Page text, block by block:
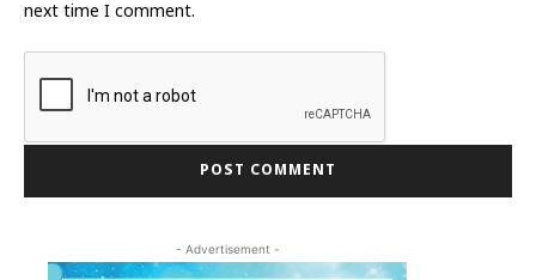
next time I comment.
- Advertisement -